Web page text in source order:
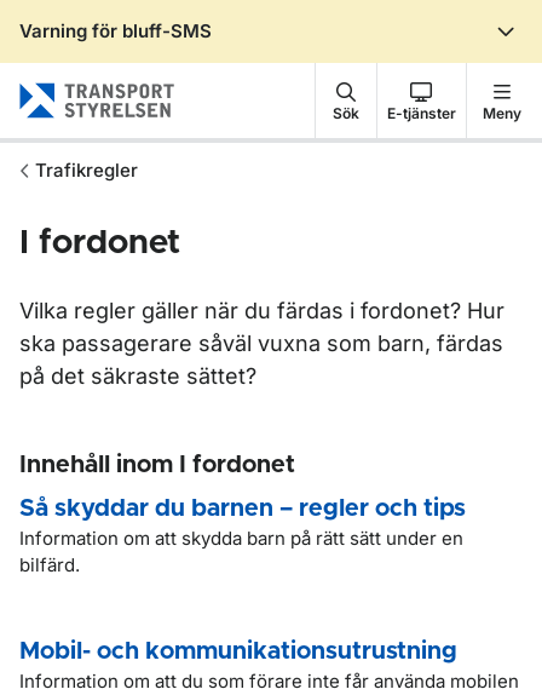
Varning för bluff-SMS
Sök E-tjänster Meny
Trafikregler
I fordonet
Vilka regler gäller när du färdas i fordonet? Hur
ska passagerare såväl vuxna som barn, färdas
på det säkraste sättet?
Innehåll inom I fordonet
Så skyddar du barnen – regler och tips
Information om att skydda barn på rätt sätt under en
bilfärd.
Mobil- och kommunikationsutrustning
Information om att du som förare inte får använda mobilen